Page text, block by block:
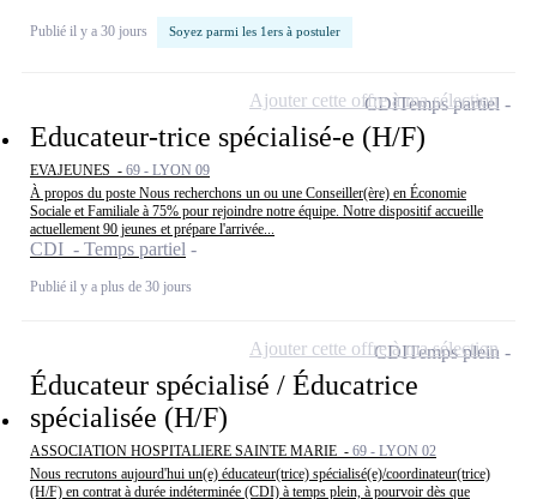
Publié il y a 30 jours Soyez parmi les 1ers à postuler
Educateur-trice spécialisé-e (H/F)
EVAJEUNES - 69 - LYON 09
À propos du poste Nous recherchons un ou une Conseiller(ère) en Économie
Sociale et Familiale à 75% pour rejoindre notre équipe. Notre dispositif accueille
actuellement 90 jeunes et prépare l'arrivée...
CDI - Temps partiel
Publié il y a plus de 30 jours
CDITemps partiel
Ajouter cette offre à ma sélection
Éducateur spécialisé / Éducatrice
spécialisée (H/F)
ASSOCIATION HOSPITALIERE SAINTE MARIE - 69 - LYON 02
Nous recrutons aujourd'hui un(e) éducateur(trice) spécialisé(e)/coordinateur(trice)
(H/F) en contrat à durée indéterminée (CDI) à temps plein, à pourvoir dès que
CDITemps plein
Ajouter cette offre à ma sélection